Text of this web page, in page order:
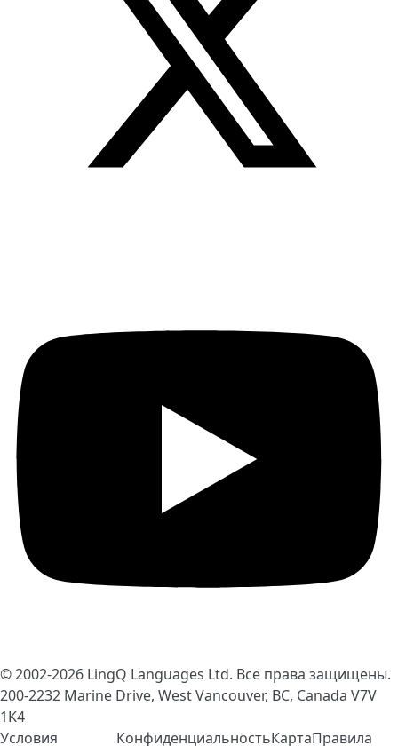
© 2002-2026 LingQ Languages Ltd. Все права защищены.
200-2232 Marine Drive, West Vancouver, BC, Canada V7V
1K4
Условия
КонфиденциальностьКартаПравила